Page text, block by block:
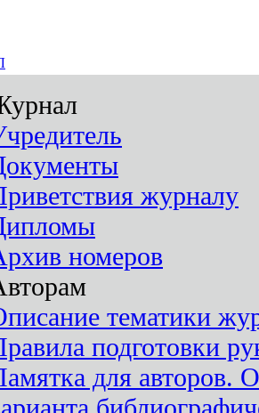
журналу
номеров
тематики
подготовки
для авторов.